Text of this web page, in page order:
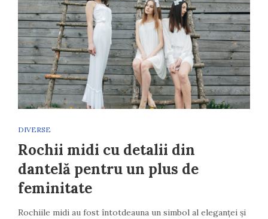
DIVERSE
Rochii midi cu detalii din
dantelă pentru un plus de
feminitate
Rochiile midi au fost întotdeauna un simbol al eleganței și